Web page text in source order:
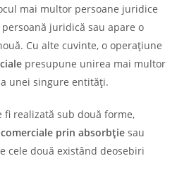
mai multor persoane juridice
juridică sau apare o
Cu alte cuvinte, o operațiune
presupune unirea mai multor
unei singure entități.
fi realizată sub două forme,
prin absorbție sau
cele două existând deosebiri